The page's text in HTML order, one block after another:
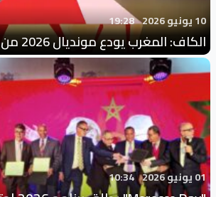
10 يونيو 2026 19:28
الكاف: المغرب يودع مونديال 2026 من الباب الكبير
01 يونيو 2026 10:34